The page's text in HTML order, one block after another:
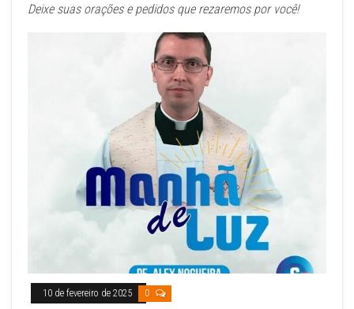
Deixe suas orações e pedidos que rezaremos por você!
10 de fevereiro de 2025 0